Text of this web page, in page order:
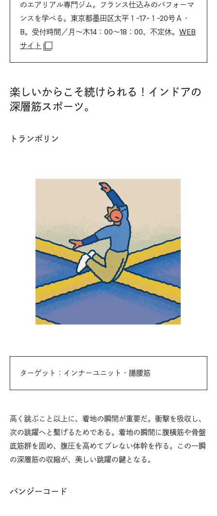
のエアリアル専門ジム。フランス仕込みのパフォーマ
ンスを学べる。東京都墨田区太平１-17-１-20号Ａ・
B。受付時間／月〜木14：00〜18：00、不定休。 WEB
サイト
楽しいからこそ続けられる！インドアの
深層筋スポーツ。
トランポリン
ターゲット：インナーユニット・腸腰筋
高く跳ぶこと以上に、着地の瞬間が重要だ。衝撃を吸収し、
次の跳躍へと繫げるためである。着地の瞬間に腹横筋や骨盤
底筋群を固め、腹圧を高めてブレない体幹を作る。この一瞬
の深層筋の収縮が、美しい跳躍の鍵となる。
バンジーコード